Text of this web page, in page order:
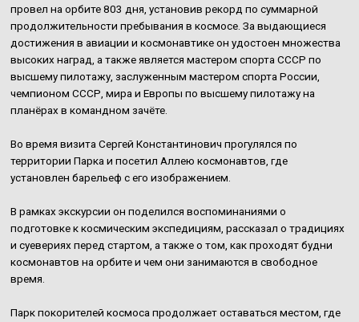
провел на орбите 803 дня, установив рекорд по суммарной
продолжительности пребывания в космосе. За выдающиеся
достижения в авиации и космонавтике он удостоен множества
высоких наград, а также является мастером спорта СССР по
высшему пилотажу, заслуженным мастером спорта России,
чемпионом СССР, мира и Европы по высшему пилотажу на
планёрах в командном зачёте.
Во время визита Сергей Константинович прогулялся по
территории Парка и посетил Аллею космонавтов, где
установлен барельеф с его изображением.
В рамках экскурсии он поделился воспоминаниями о
подготовке к космическим экспедициям, рассказал о традициях
и суевериях перед стартом, а также о том, как проходят будни
космонавтов на орбите и чем они занимаются в свободное
время.
Парк покорителей космоса продолжает оставаться местом, где